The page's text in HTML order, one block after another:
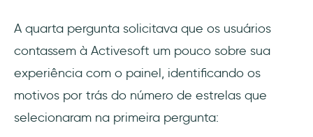
A quarta pergunta solicitava que os usuários
contassem à Activesoft um pouco sobre sua
experiência com o painel, identificando os
motivos por trás do número de estrelas que
selecionaram na primeira pergunta: